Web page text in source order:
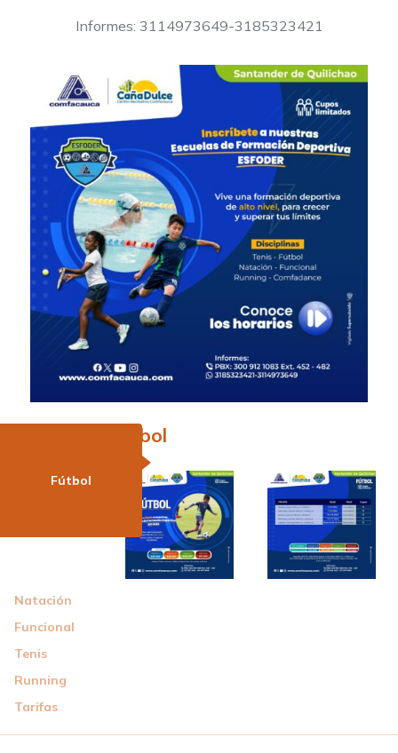
Informes: 3114973649-3185323421
Fútbol
Natación
Funcional
Tenis
Running
Tarifas
Fútbol